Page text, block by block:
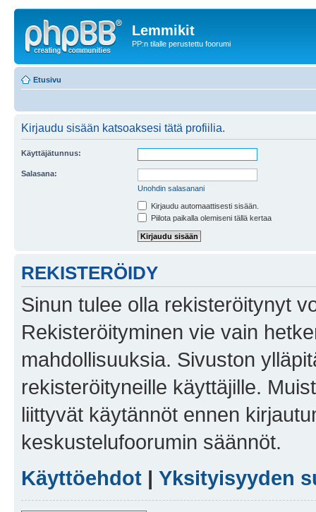
Lemmikit
PP:n tilalle perustettu foorumi
Etusivu
Kirjaudu sisään katsoaksesi tätä profiilia.
Käyttäjätunnus:
Salasana:
Unohdin salasanani
Kirjaudu automaattisesti sisään.
Piilota paikalla olemiseni tällä kertaa
REKISTERÖIDY
Sinun tulee olla rekisteröitynyt
Rekisteröityminen vie vain
mahdollisuuksia. Sivuston
rekisteröityneille käyttäjille.
liittyvät käytännöt ennen
keskustelufoorumin säännöt.
Käyttöehdot | Yksityisyyden